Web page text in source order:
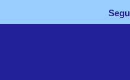
Salta
al